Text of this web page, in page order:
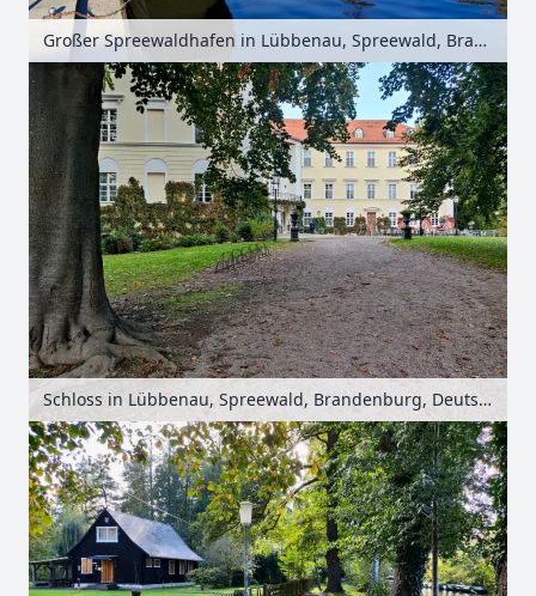
Großer Spreewaldhafen in Lübbenau, Spreewald, Brandenburg, Deutschland
Schloss in Lübbenau, Spreewald, Brandenburg, Deutschland